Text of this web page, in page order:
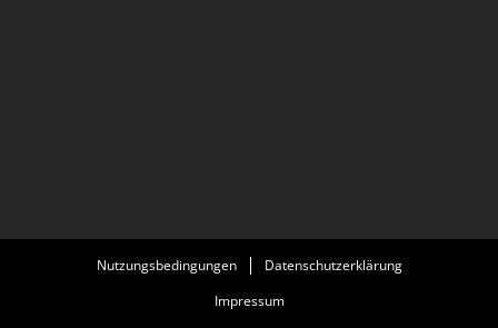
Nutzungsbedingungen
Datenschutzerklärung
Impressum